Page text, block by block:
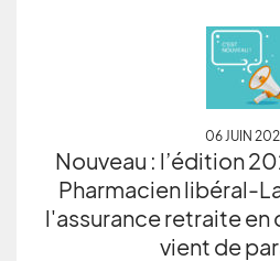
06 JUIN
Nouveau : l’édition
Pharmacien libéral-
l'assurance retraite
vient de